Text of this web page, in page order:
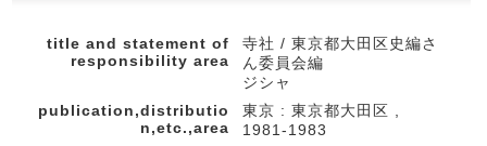
title and statement of
responsibility area
寺社 / 東京都大田区史編さ
ん委員会編
ジシャ
publication,distributio
n,etc.,area
東京 : 東京都大田区 ,
1981-1983